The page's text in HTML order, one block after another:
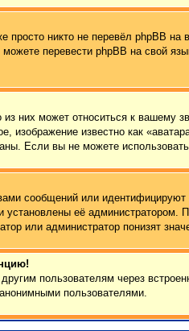
никто не перевёл phpBB
перевести phpBB на свой
них может относиться к
известно как
Если вы не можете
сообщений или
её
или администратор понизят
пользователям через
пользователями.